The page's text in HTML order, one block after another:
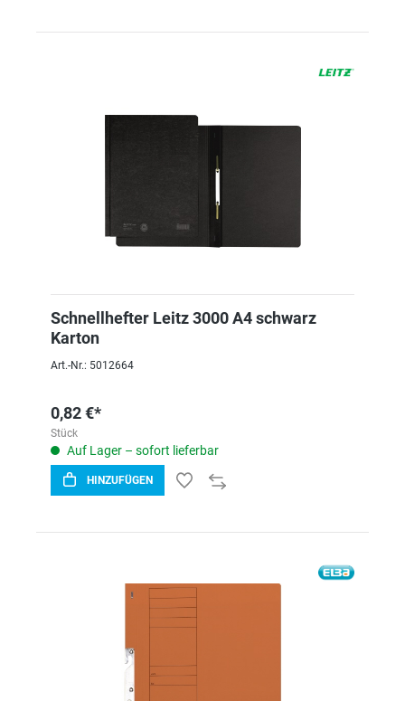
Schnellhefter Leitz 3000 A4 schwarz
Karton
Art.-Nr.: 5012664
0,82 €*
Stück
Auf Lager – sofort lieferbar
HINZUFÜGEN